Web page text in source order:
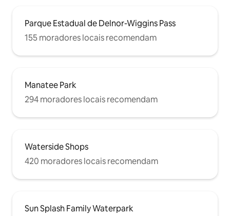
Parque Estadual de Delnor-Wiggins Pass
155 moradores locais recomendam
Manatee Park
294 moradores locais recomendam
Waterside Shops
420 moradores locais recomendam
Sun Splash Family Waterpark